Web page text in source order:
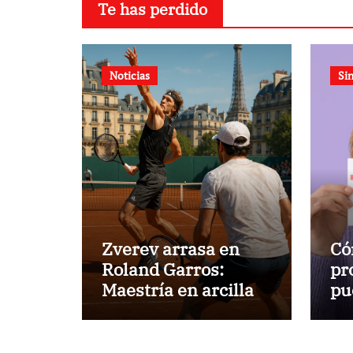
Te has perdido
Noticias
Zverev arrasa en
Roland Garros:
Maestría en arcilla